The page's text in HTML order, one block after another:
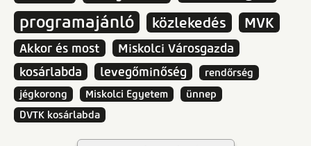
programajánló
közlekedés MVK
Akkor és most
Miskolci Városgazda
kosárlabda
levegőminőség
rendőrség
jégkorong
Miskolci Egyetem
ünnep
DVTK kosárlabda